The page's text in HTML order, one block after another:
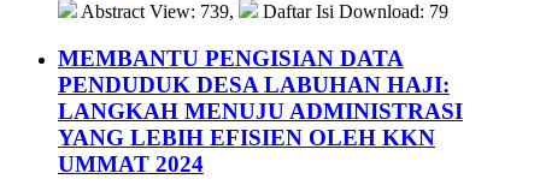
Abstract View: 739,
Daftar Isi Download: 79
MEMBANTU PENGISIAN DATA
PENDUDUK DESA LABUHAN HAJI:
LANGKAH MENUJU ADMINISTRASI
YANG LEBIH EFISIEN OLEH KKN
UMMAT 2024